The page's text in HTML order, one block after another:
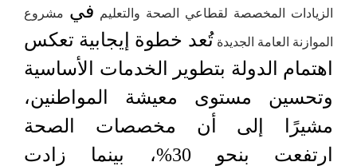
الزيادات المخصصة لقطاعي الصحة والتعليم في مشروع
الموازنة العامة الجديدة تُعد خطوة إيجابية تعكس
اهتمام الدولة بتطوير الخدمات الأساسية
وتحسين مستوى معيشة المواطنين،
مشيرًا إلى أن مخصصات الصحة
ارتفعت بنحو 30%، بينما زادت